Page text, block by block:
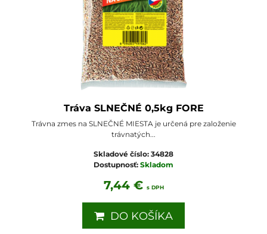
Tráva SLNEČNÉ 0,5kg FORE
Trávna zmes na SLNEČNÉ MIESTA je určená pre založenie
trávnatých...
Skladové číslo: 34828
Dostupnosť: Skladom
7,44 € s DPH
DO KOŠÍKA